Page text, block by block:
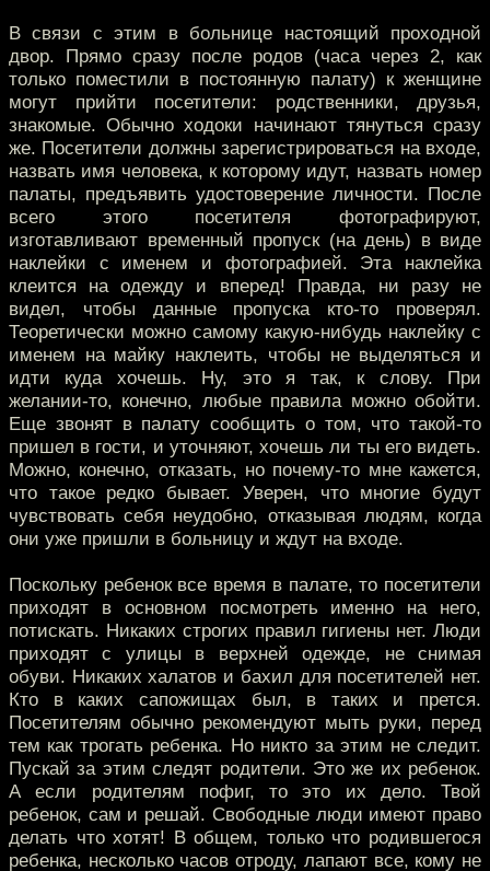
В связи с этим в больнице настоящий проходной
двор. Прямо сразу после родов (часа через 2, как
только поместили в постоянную палату) к женщине
могут прийти посетители: родственники, друзья,
знакомые. Обычно ходоки начинают тянуться сразу
же. Посетители должны зарегистрироваться на входе,
назвать имя человека, к которому идут, назвать номер
палаты, предъявить удостоверение личности. После
всего этого посетителя фотографируют,
изготавливают временный пропуск (на день) в виде
наклейки с именем и фотографией. Эта наклейка
клеится на одежду и вперед! Правда, ни разу не
видел, чтобы данные пропуска кто-то проверял.
Теоретически можно самому какую-нибудь наклейку с
именем на майку наклеить, чтобы не выделяться и
идти куда хочешь. Ну, это я так, к слову. При
желании-то, конечно, любые правила можно обойти.
Еще звонят в палату сообщить о том, что такой-то
пришел в гости, и уточняют, хочешь ли ты его видеть.
Можно, конечно, отказать, но почему-то мне кажется,
что такое редко бывает. Уверен, что многие будут
чувствовать себя неудобно, отказывая людям, когда
они уже пришли в больницу и ждут на входе.
Поскольку ребенок все время в палате, то посетители
приходят в основном посмотреть именно на него,
потискать. Никаких строгих правил гигиены нет. Люди
приходят с улицы в верхней одежде, не снимая
обуви. Никаких халатов и бахил для посетителей нет.
Кто в каких сапожищах был, в таких и прется.
Посетителям обычно рекомендуют мыть руки, перед
тем как трогать ребенка. Но никто за этим не следит.
Пускай за этим следят родители. Это же их ребенок.
А если родителям пофиг, то это их дело. Твой
ребенок, сам и решай. Свободные люди имеют право
делать что хотят! В общем, только что родившегося
ребенка, несколько часов отроду, лапают все, кому не